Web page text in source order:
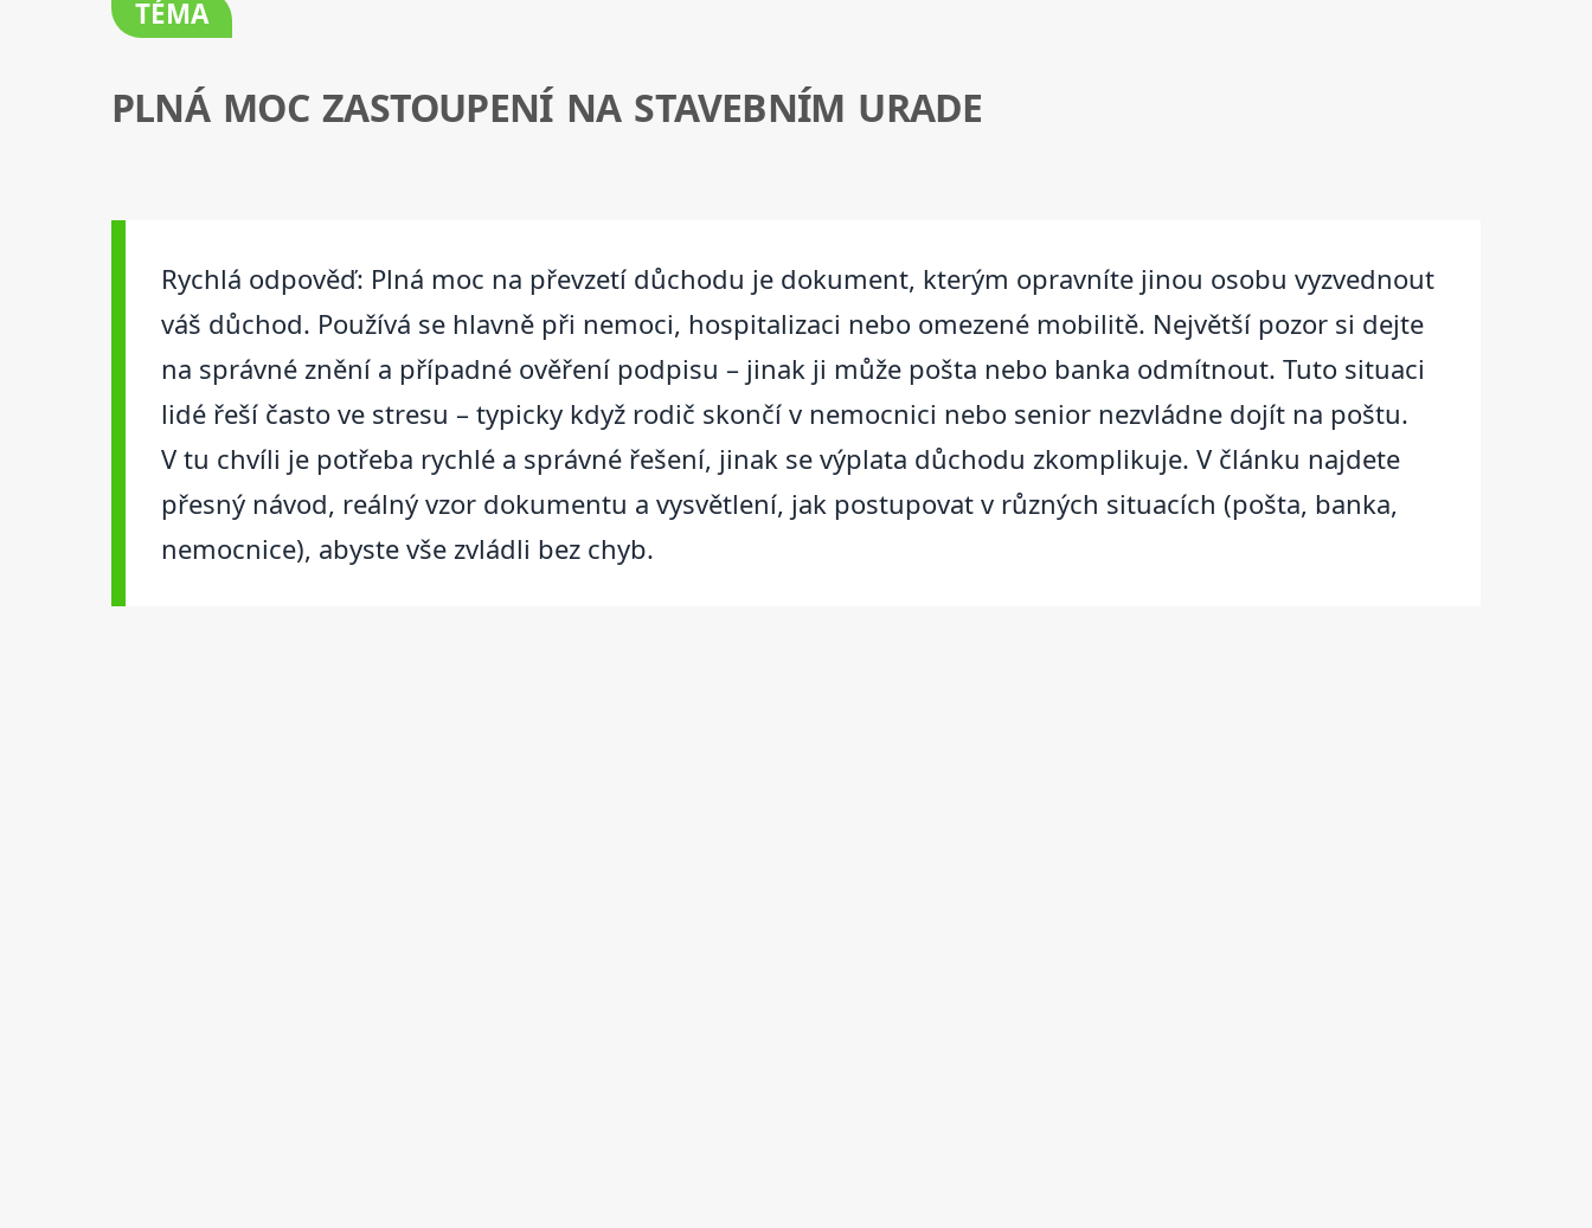
TÉMA
PLNÁ MOC ZASTOUPENÍ NA STAVEBNÍM URADE
Rychlá odpověď: Plná moc na převzetí důchodu je dokument, kterým opravníte jinou osobu vyzvednout
váš důchod. Používá se hlavně při nemoci, hospitalizaci nebo omezené mobilitě. Největší pozor si dejte
na správné znění a případné ověření podpisu – jinak ji může pošta nebo banka odmítnout. Tuto situaci
lidé řeší často ve stresu – typicky když rodič skončí v nemocnici nebo senior nezvládne dojít na poštu.
V tu chvíli je potřeba rychlé a správné řešení, jinak se výplata důchodu zkomplikuje. V článku najdete
přesný návod, reálný vzor dokumentu a vysvětlení, jak postupovat v různých situacích (pošta, banka,
nemocnice), abyste vše zvládli bez chyb.